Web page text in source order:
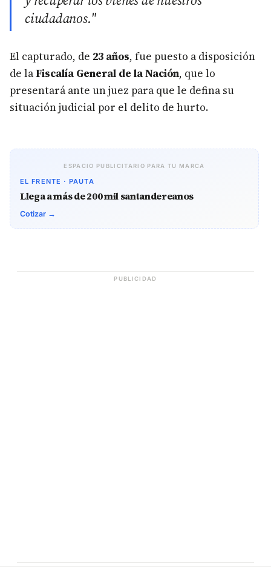
ciudadanos."
El capturado, de 23 años, fue puesto a disposición
de laFiscalía General de la Nación, que lo
presentará ante un juez para que le defina su
situación judicial por el delito de hurto.
ESPACIO PUBLICITARIO PARA TU MARCA
EL FRENTE · PAUTA
Llega a más de 200 mil santandereanos
Cotizar →
PUBLICIDAD